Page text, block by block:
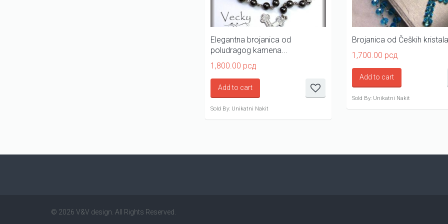
Elegantna brojanica od
poludragog kamena...
1,800.00 рсд
Add to cart
Sold By: Unikatni Nakit
Brojanica od Čeških kristala
1,700.00 рсд
Add to cart
Sold By: Unikatni Nakit
© 2026 V&V design. All Rights Reserved.